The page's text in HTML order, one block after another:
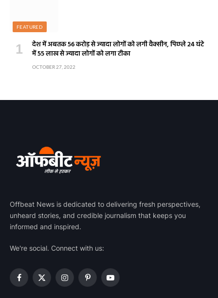
FEATURED
देश में अबतक 56 करोड़ से ज्यादा लोगों को लगी वैक्सीन, पिछले 24 घंटे
में 55 लाख से ज्यादा लोगों को लगा टीका
OCTOBER 27, 2022
Offbeat News is dedicated to delivering fresh perspectives,
unheard stories, and credible journalism that keeps you
informed and inspired.
We're social. Connect with us:
Facebook
X
InstagramPinterestYouTube